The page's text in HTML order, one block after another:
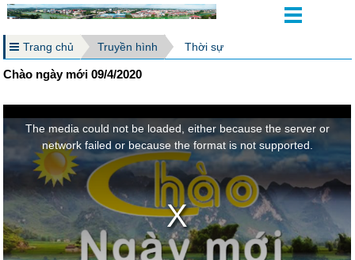
Trang chủ Truyền hình Thời sự
Chào ngày mới 09/4/2020